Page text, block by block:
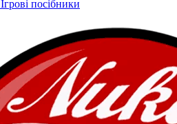
Ігрові посібники